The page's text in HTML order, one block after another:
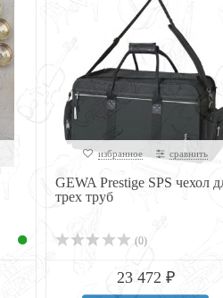
избранное сравнить
GEWA Prestige SPS чехол
трех труб
(0)
23 472 ₽